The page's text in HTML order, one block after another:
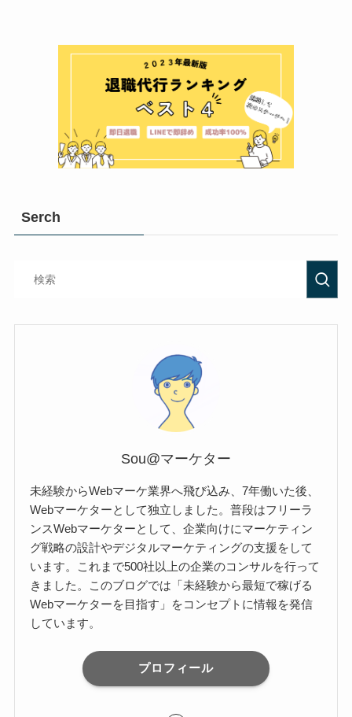
Serch
Sou@マーケター
未経験からWebマーケ業界へ飛び込み、7年働いた後、
Webマーケターとして独立しました。普段はフリーラ
ンスWebマーケターとして、企業向けにマーケティン
グ戦略の設計やデジタルマーケティングの支援をして
います。これまで500社以上の企業のコンサルを行って
きました。このブログでは「未経験から最短で稼げる
Webマーケターを目指す」をコンセプトに情報を発信
しています。
プロフィール